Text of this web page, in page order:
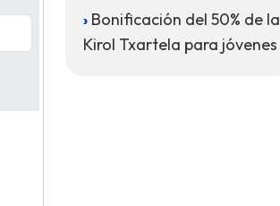
Bonificación del 50% de la
Kirol Txartela para jóvenes